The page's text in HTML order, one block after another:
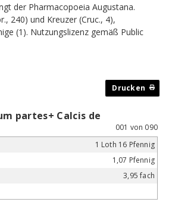
der Pharmacopoeia Augustana.
240) und Kreuzer (Cruc., 4),
(1). Nutzungslizenz gemäß Public
partes+ Calcis de
001 von 090
1 Loth 16 Pfennig
1,07 Pfennig
3,95 fach